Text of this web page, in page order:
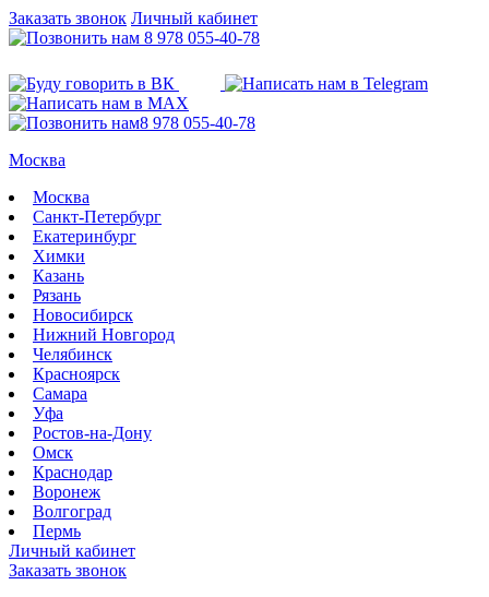
Заказать звонок Личный кабинет
8 978 055-40-78
8 978 055-40-78
Москва
Москва
Санкт-Петербург
Екатеринбург
Химки
Казань
Рязань
Новосибирск
Нижний Новгород
Челябинск
Красноярск
Самара
Уфа
Ростов-на-Дону
Омск
Краснодар
Воронеж
Волгоград
Пермь
Личный кабинет
Заказать звонок